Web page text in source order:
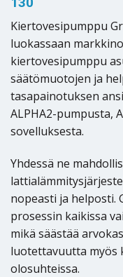
Kiertovesipumppu
luokassaan
kiertovesipumppu
säätömuotojen ja
tasapainotuksen
ALPHA2-pumpusta,
sovelluksesta.
Yhdessä ne
nopeasti ja helposti.
prosessin kaikissa
mikä säästää
luotettavuutta myös
olosuhteissa.